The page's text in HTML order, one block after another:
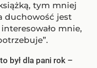
tym mniej
duchowość jest
mnie,
był dla pani rok –